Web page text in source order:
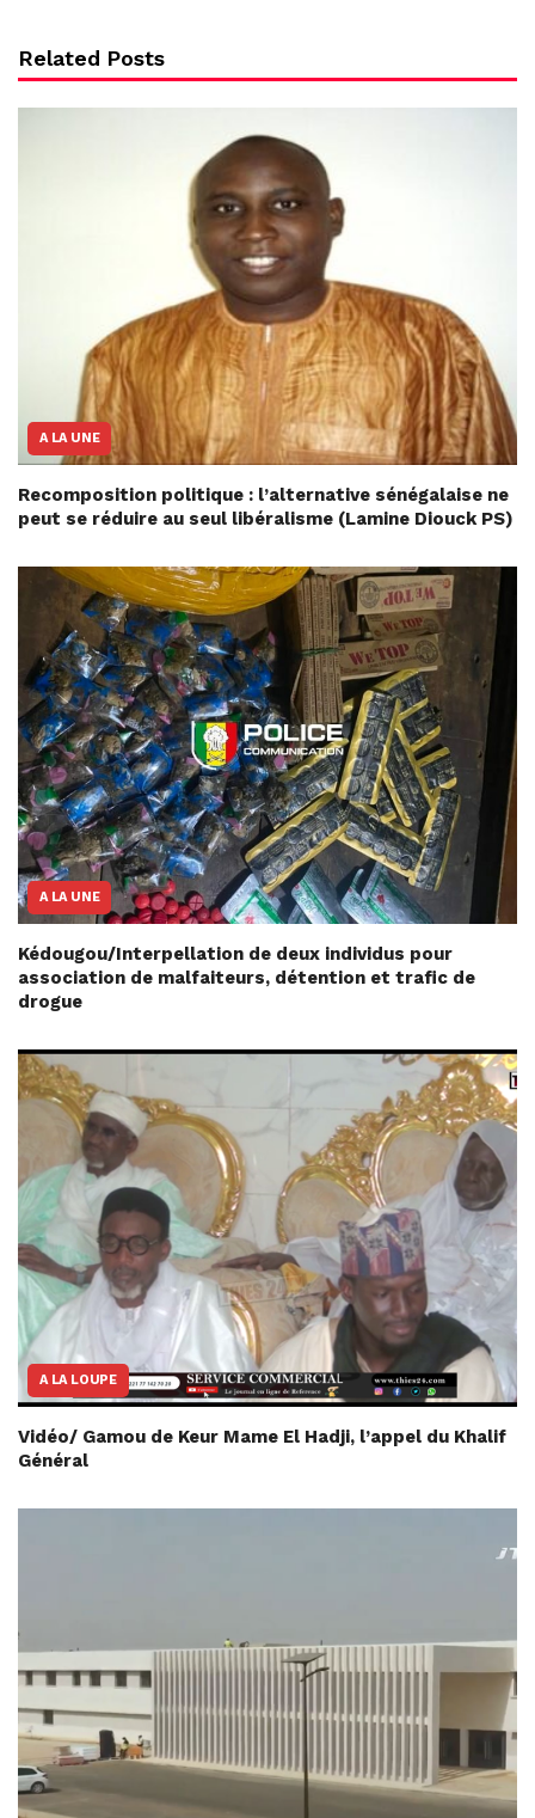
Related Posts
A LA UNE
Recomposition politique : l’alternative sénégalaise ne
peut se réduire au seul libéralisme (Lamine Diouck PS)
A LA UNE
Kédougou/Interpellation de deux individus pour
association de malfaiteurs, détention et trafic de
drogue
A LA LOUPE
Vidéo/ Gamou de Keur Mame El Hadji, l’appel du Khalif
Général